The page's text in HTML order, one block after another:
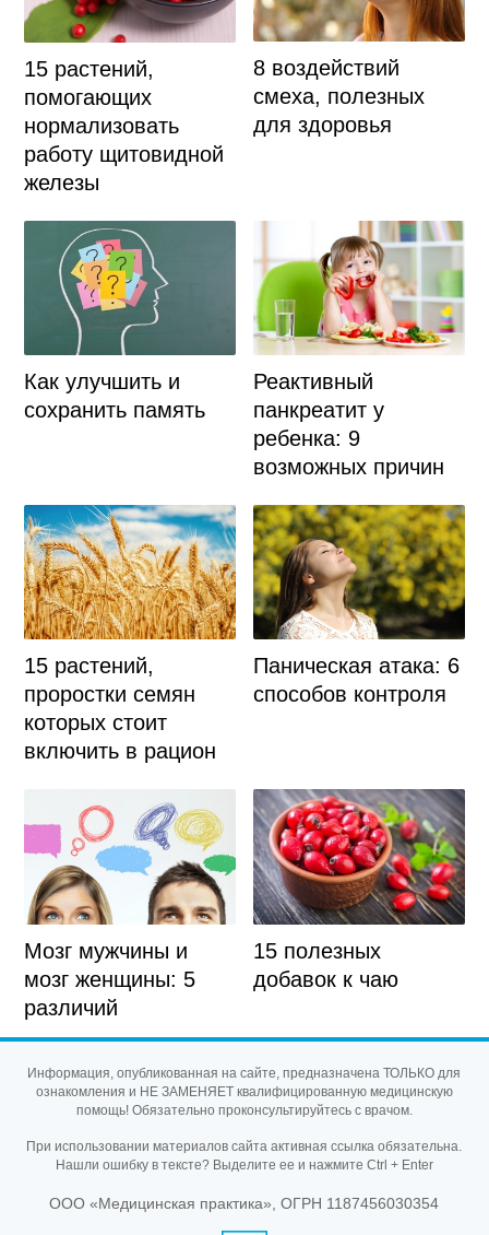
15 растений,
помогающих
нормализовать
работу щитовидной
железы
8 воздействий
смеха, полезных
для здоровья
Как улучшить и
сохранить память
Реактивный
панкреатит у
ребенка: 9
возможных причин
15 растений,
проростки семян
которых стоит
включить в рацион
Паническая атака: 6
способов контроля
Мозг мужчины и
мозг женщины: 5
различий
15 полезных
добавок к чаю
Информация, опубликованная на сайте, предназначена ТОЛЬКО для
ознакомления и НЕ ЗАМЕНЯЕТ квалифицированную медицинскую
помощь! Обязательно проконсультируйтесь с врачом.
При использовании материалов сайта активная ссылка обязательна.
Нашли ошибку в тексте? Выделите ее и нажмите Ctrl + Enter
ООО «Медицинская практика», ОГРН 1187456030354